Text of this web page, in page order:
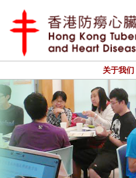
关于我们